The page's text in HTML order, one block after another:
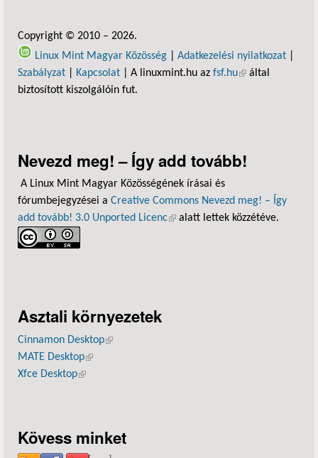
Copyright © 2010 – 2026.
Linux Mint Magyar Közösség
Adatkezelési nyilatkozat
Szabályzat
Kapcsolat | A linuxmint.hu az fsf.hu(külső hivatkozás)
által
biztosított kiszolgálóin fut.
Nevezd meg! – Így add tovább!
A Linux Mint Magyar Közösségének írásai és
fórumbejegyzései a Creative Commons Nevezd meg! – Így
add tovább! 3.0 Unported Licenc(külső hivatkozás)
alatt lettek közzétéve.
Asztali környezetek
Cinnamon Desktop(külső hivatkozás)
MATE Desktop(külső hivatkozás)
Xfce Desktop(külső hivatkozás)
Kövess minket